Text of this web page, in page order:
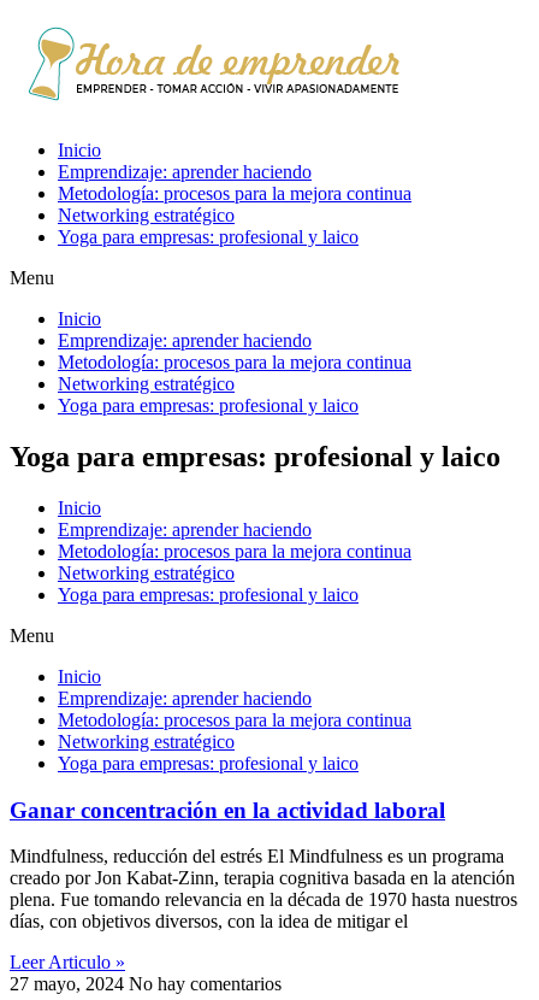
Inicio
Emprendizaje: aprender haciendo
Metodología: procesos para la mejora continua
Networking estratégico
Yoga para empresas: profesional y laico
Menu
Inicio
Emprendizaje: aprender haciendo
Metodología: procesos para la mejora continua
Networking estratégico
Yoga para empresas: profesional y laico
Yoga para empresas: profesional y laico
Inicio
Emprendizaje: aprender haciendo
Metodología: procesos para la mejora continua
Networking estratégico
Yoga para empresas: profesional y laico
Menu
Inicio
Emprendizaje: aprender haciendo
Metodología: procesos para la mejora continua
Networking estratégico
Yoga para empresas: profesional y laico
Ganar concentración en la actividad laboral
Mindfulness, reducción del estrés El Mindfulness es un programa
creado por Jon Kabat-Zinn, terapia cognitiva basada en la atención
plena. Fue tomando relevancia en la década de 1970 hasta nuestros
días, con objetivos diversos, con la idea de mitigar el
Leer Articulo »
27 mayo, 2024 No hay comentarios